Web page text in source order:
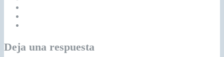
Deja una respuesta